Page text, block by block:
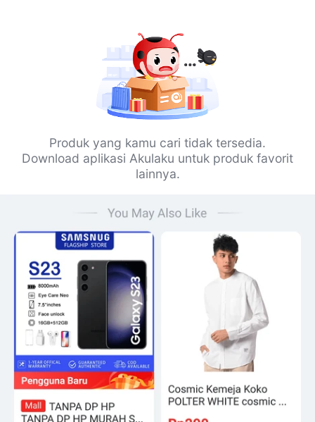
Produk yang kamu cari tidak tersedia.
Download aplikasi Akulaku untuk produk favorit
lainnya.